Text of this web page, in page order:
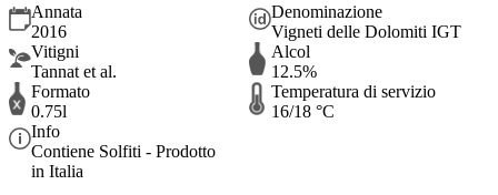
Annata
2016
Denominazione
Vigneti delle Dolomiti IGT
Vitigni
Tannat et al.
Alcol
12.5%
Formato
0.75l
Temperatura di servizio
16/18 °C
Info
Contiene Solfiti - Prodotto
in Italia